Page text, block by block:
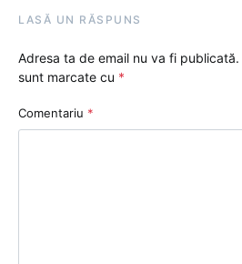
LASĂ UN RĂSPUNS
Adresa ta de email nu va fi publicată.
sunt marcate cu *
Comentariu *